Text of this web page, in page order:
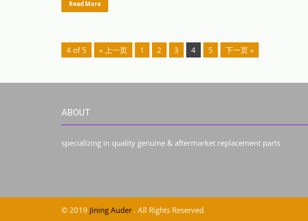
Read More
4 of 5 « 上一页 1 2 3 4 5 下一页 »
ABOUT
specializing in quality genuine & aftermarket replacement parts
© 2019 Jining Auder . All Rights Reserved